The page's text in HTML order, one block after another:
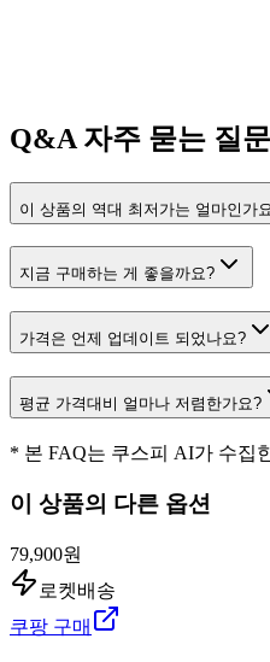
Q&A 자주 묻는 질문
이 상품의 역대 최저가는 얼마인가
지금 구매하는 게 좋을까요?
가격은 언제 업데이트 되었나요?
평균 가격대비 얼마나 저렴한가요?
* 본 FAQ는 쿠스피 AI가 수집
이 상품의 다른 옵션
79,900원
로켓배송
쿠팡 구매